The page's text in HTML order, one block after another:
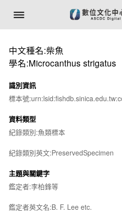
中文種名:柴魚
學名:Microcanthus strigatus
識別資訊
標本號
資料類型
紀錄類別:魚類標本
紀錄類別英文:PreservedSpecimen
主題與關鍵字
鑑定者:李柏鋒等
鑑定者英文名:B. F. Lee etc.